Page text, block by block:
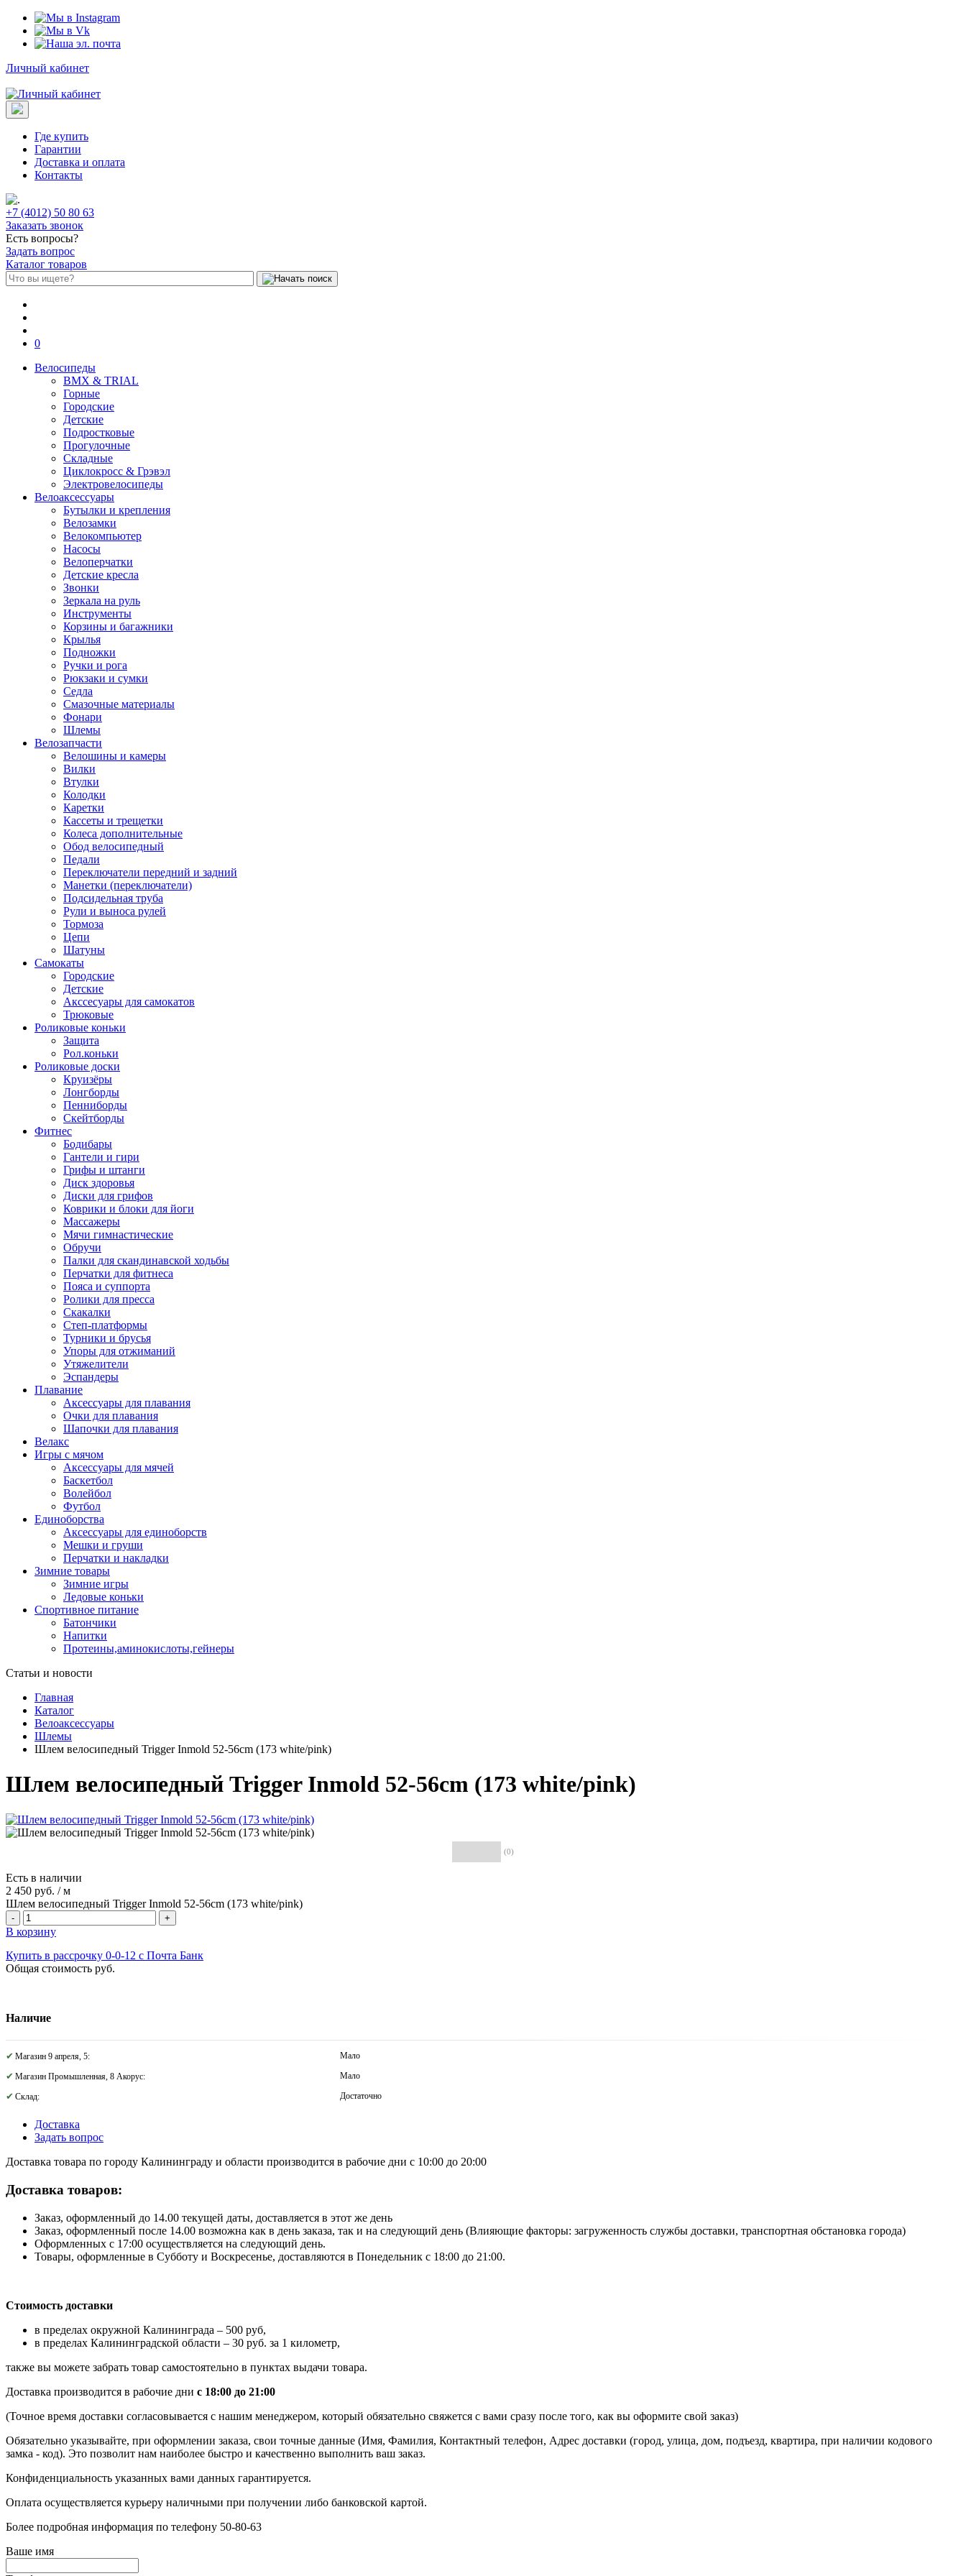
Личный кабинет
Где купить
Гарантии
Доставка и оплата
Контакты
+7 (4012) 50 80 63
Заказать звонок
Есть вопросы?
Задать вопрос
Каталог товаров
0
Велосипеды
BMX & TRIAL
Горные
Городские
Детские
Подростковые
Прогулочные
Складные
Циклокросс & Грэвэл
Электровелосипеды
Велоаксессуары
Бутылки и крепления
Велозамки
Велокомпьютер
Насосы
Велоперчатки
Детские кресла
Звонки
Зеркала на руль
Инструменты
Корзины и багажники
Крылья
Подножки
Ручки и рога
Рюкзаки и сумки
Седла
Смазочные материалы
Фонари
Шлемы
Велозапчасти
Велошины и камеры
Вилки
Втулки
Колодки
Каретки
Кассеты и трещетки
Колеса дополнительные
Обод велосипедный
Педали
Переключатели передний и задний
Манетки (переключатели)
Подсидельная труба
Рули и выноса рулей
Тормоза
Цепи
Шатуны
Самокаты
Городские
Детские
Акссесуары для самокатов
Трюковые
Роликовые коньки
Защита
Рол.коньки
Роликовые доски
Круизёры
Лонгборды
Пенниборды
Скейтборды
Фитнес
Бодибары
Гантели и гири
Грифы и штанги
Диск здоровья
Диски для грифов
Коврики и блоки для йоги
Массажеры
Мячи гимнастические
Обручи
Палки для скандинавской ходьбы
Перчатки для фитнеса
Пояса и суппорта
Ролики для пресса
Скакалки
Степ-платформы
Турники и брусья
Упоры для отжиманий
Утяжелители
Эспандеры
Плавание
Аксессуары для плавания
Очки для плавания
Шапочки для плавания
Велакс
Игры с мячом
Аксессуары для мячей
Баскетбол
Волейбол
Футбол
Единоборства
Аксессуары для единоборств
Мешки и груши
Перчатки и накладки
Зимние товары
Зимние игры
Ледовые коньки
Спортивное питание
Батончики
Напитки
Протеины,аминокислоты,гейнеры
Статьи и новости
Главная
Каталог
Велоаксессуары
Шлемы
Шлем велосипедный Trigger Inmold 52-56cm (173 white/pink)
Шлем велосипедный Trigger Inmold 52-56cm (173 white/pink)
(0)
Есть в наличии
2 450 руб. / м
Шлем велосипедный Trigger Inmold 52-56cm (173 white/pink)
- +
В корзину
Купить в рассрочку 0-0-12 с Почта Банк
Общая стоимость руб.
Наличие
Магазин 9 апреля, 5: Мало
Магазин Промышленная, 8 Акорус: Мало
Склад: Достаточно
Доставка
Задать вопрос
Доставка товара по городу Калининграду и области производится в рабочие дни с 10:00 до 20:00
Доставка товаров:
Заказ, оформленный до 14.00 текущей даты, доставляется в этот же день
Заказ, оформленный после 14.00 возможна как в день заказа, так и на следующий день (Влияющие факторы: загруженность службы доставки, транспортная обстановка города)
Оформленных с 17:00 осуществляется на следующий день.
Товары, оформленные в Субботу и Воскресенье, доставляются в Понедельник с 18:00 до 21:00.
Стоимость доставки
в пределах окружной Калининграда – 500 руб,
в пределах Калининградской области – 30 руб. за 1 километр,
также вы можете забрать товар самостоятельно в пунктах выдачи товара.
Доставка производится в рабочие дни с 18:00 до 21:00
(Точное время доставки согласовывается с нашим менеджером, который обязательно свяжется с вами сразу после того, как вы оформите свой заказ)
Обязательно указывайте, при оформлении заказа, свои точные данные (Имя, Фамилия, Контактный телефон, Адрес доставки (город, улица, дом, подъезд, квартира, при наличии кодового
замка - код). Это позволит нам наиболее быстро и качественно выполнить ваш заказ.
Конфиденциальность указанных вами данных гарантируется.
Оплата осуществляется курьеру наличными при получении либо банковской картой.
Более подробная информация по телефону 50-80-63
Ваше имя